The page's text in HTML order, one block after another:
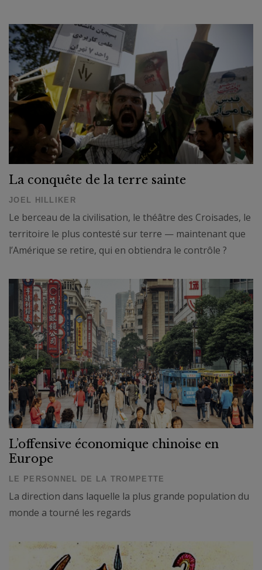
La conquête de la terre sainte
JOEL HILLIKER
Le berceau de la civilisation, le théâtre des Croisades, le
territoire le plus contesté sur terre — maintenant que
l’Amérique se retire, qui en obtiendra le contrôle ?
L’offensive économique chinoise en
Europe
LE PERSONNEL DE LA TROMPETTE
La direction dans laquelle la plus grande population du
monde a tourné les regards